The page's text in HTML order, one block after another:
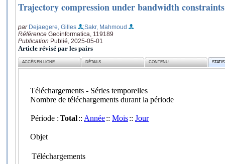
Trajectory compression under bandwidth constraints
par Dejaegere, Gilles
;Sakr, Mahmoud
Référence Geoinformatica, 119189
Publication Publié, 2025-05-01
Article révisé par les pairs
ACCÈS EN LIGNE DÉTAILS CONTENU